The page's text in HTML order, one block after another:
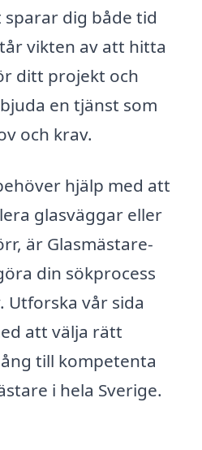
dig både tid
vikten av att hitta
ditt projekt och
en tjänst som
och krav.
hjälp med att
glasväggar eller
är Glasmästare-
din sökprocess
Utforska vår sida
att välja rätt
till kompetenta
i hela Sverige.